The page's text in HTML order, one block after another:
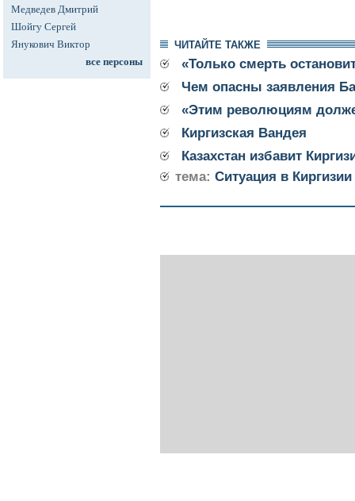
Медведев Дмитрий
Шойгу Сергей
Янукович Виктор
все персоны
ЧИТАЙТЕ ТАКЖЕ
«Только смерть
Чем опасны заявления
«Этим революциям
Киргизская Вандея
Казахстан избавит
тема: Cитуация в Киргизии